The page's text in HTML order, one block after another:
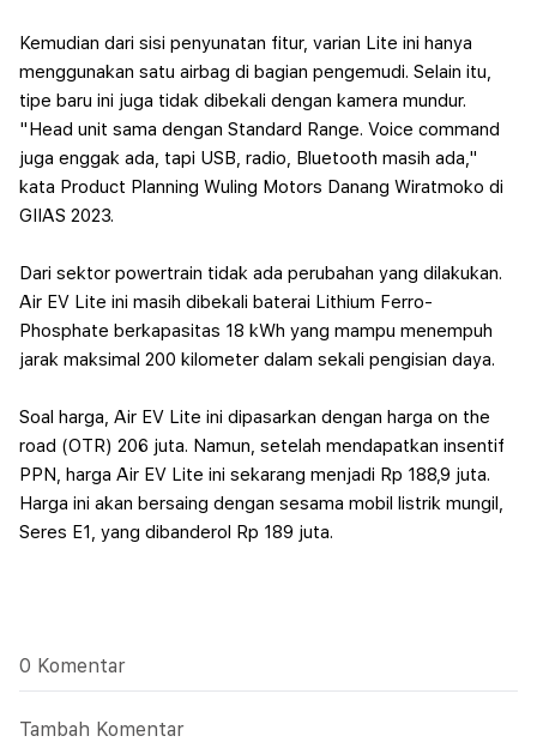
Kemudian dari sisi penyunatan fitur, varian Lite ini hanya
menggunakan satu airbag di bagian pengemudi. Selain itu,
tipe baru ini juga tidak dibekali dengan kamera mundur.
"Head unit sama dengan Standard Range. Voice command
juga enggak ada, tapi USB, radio, Bluetooth masih ada,"
kata Product Planning Wuling Motors Danang Wiratmoko di
GIIAS 2023.
Dari sektor powertrain tidak ada perubahan yang dilakukan.
Air EV Lite ini masih dibekali baterai Lithium Ferro-
Phosphate berkapasitas 18 kWh yang mampu menempuh
jarak maksimal 200 kilometer dalam sekali pengisian daya.
Soal harga, Air EV Lite ini dipasarkan dengan harga on the
road (OTR) 206 juta. Namun, setelah mendapatkan insentif
PPN, harga Air EV Lite ini sekarang menjadi Rp 188,9 juta.
Harga ini akan bersaing dengan sesama mobil listrik mungil,
Seres E1, yang dibanderol Rp 189 juta.
0 Komentar
Tambah Komentar